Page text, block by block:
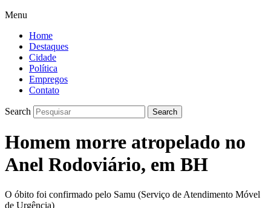
Menu
Home
Destaques
Cidade
Política
Empregos
Contato
Search Search
Homem morre atropelado no
Anel Rodoviário, em BH
O óbito foi confirmado pelo Samu (Serviço de Atendimento Móvel
de Urgência)